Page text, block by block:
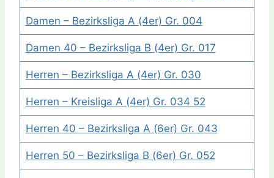
Damen – Bezirksliga A (4er) Gr. 004
Damen 40 – Bezirksliga B (4er) Gr. 017
Herren – Bezirksliga A (4er) Gr. 030
Herren – Kreisliga A (4er) Gr. 034 52
Herren 40 – Bezirksliga A (6er) Gr. 043
Herren 50 – Bezirksliga B (6er) Gr. 052